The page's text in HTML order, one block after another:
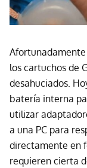
los cartuchos de
desahuciados.
batería interna
utilizar
a una PC para
directamente en
requieren cierta